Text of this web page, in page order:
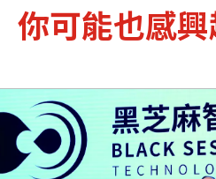
你可能也感